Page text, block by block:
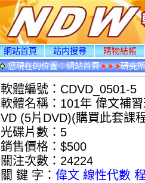
網站首頁 站内搜尋
購物結帳
您現在的位置：網站首頁 研究
軟體編號：CDVD_0501-5
軟體名稱：101年 偉文補
VD (5片DVD)(購買此套課
光碟片數：5
銷售價格：$500
關注次數： 24224
關 鍵 字： 偉文 線性代數